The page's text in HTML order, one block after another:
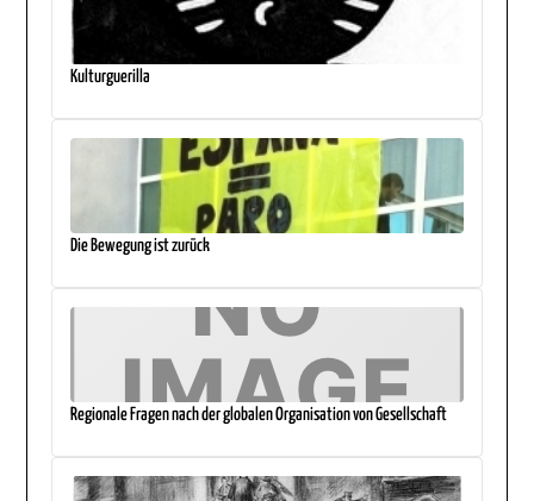
Kulturguerilla
Die Bewegung ist zurück
Regionale Fragen nach der globalen Organisation von Gesellschaft